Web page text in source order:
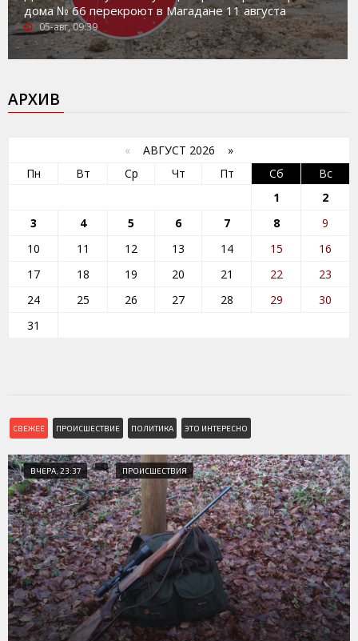
дома № 66 перекроют в Магадане 11 августа
05-авг, 09:39
АРХИВ
« АВГУСТ 2026 »
Пн
Вт Ср Чт Пт Сб
Вс
1
2
3
4 5 6 7 8
9
10
11 12 13 14 15
16
17
18 19 20 21 22
23
24
25 26 27 28 29
30
31
СВЕЖЕЕ ПРОИСШЕСТВИЕ ПОЛИТИКА ЭТО ИНТЕРЕСНО
ВЧЕРА, 23:37 ПРОИСШЕСТВИЯ